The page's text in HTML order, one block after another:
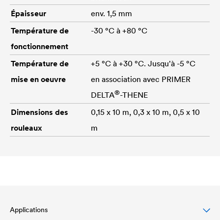
Épaisseur
env. 1,5 mm
Température de
fonctionnement
-30 °C à +80 °C
Température de
mise en oeuvre
+5 °C à +30 °C. Jusqu'à -5 °C
en association avec PRIMER
DELTA®-THENE
Dimensions des
rouleaux
0,15 x 10 m, 0,3 x 10 m, 0,5 x 10
m
Applications